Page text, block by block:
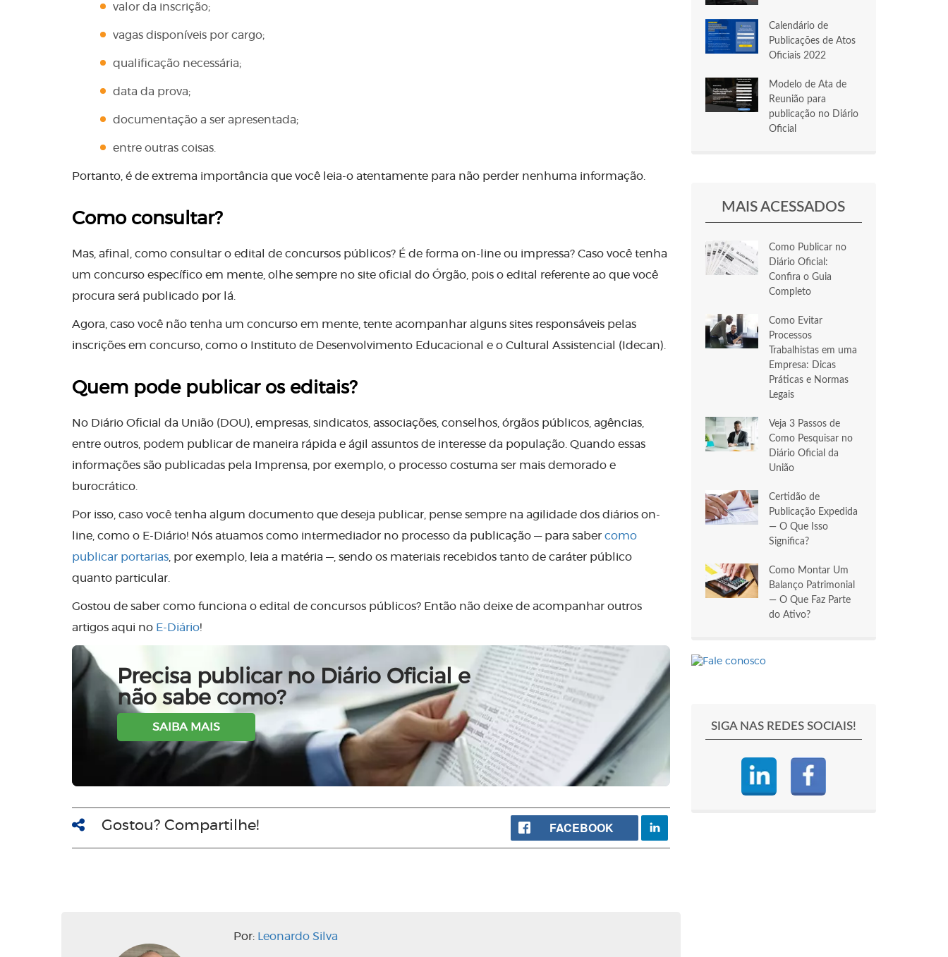
valor da inscrição;
vagas disponíveis por cargo;
qualificação necessária;
data da prova;
documentação a ser apresentada;
entre outras coisas.
Portanto, é de extrema importância que você leia-o atentamente para não perder nenhuma informação.
Como consultar?
Mas, afinal, como consultar o edital de concursos públicos? É de forma on-line ou impressa? Caso você tenha
um concurso específico em mente, olhe sempre no site oficial do Órgão, pois o edital referente ao que você
procura será publicado por lá.
Agora, caso você não tenha um concurso em mente, tente acompanhar alguns sites responsáveis pelas
inscrições em concurso, como o Instituto de Desenvolvimento Educacional e o Cultural Assistencial (Idecan).
Quem pode publicar os editais?
No Diário Oficial da União (DOU), empresas, sindicatos, associações, conselhos, órgãos públicos, agências,
entre outros, podem publicar de maneira rápida e ágil assuntos de interesse da população. Quando essas
informações são publicadas pela Imprensa, por exemplo, o processo costuma ser mais demorado e
burocrático.
Por isso, caso você tenha algum documento que deseja publicar, pense sempre na agilidade dos diários on-
line, como o E-Diário! Nós atuamos como intermediador no processo da publicação — para saber como
publicar portarias , por exemplo, leia a matéria —, sendo os materiais recebidos tanto de caráter público
quanto particular.
Gostou de saber como funciona o edital de concursos públicos? Então não deixe de acompanhar outros
artigos aqui no E-Diário!
Precisa publicar no Diário Oficial e
não sabe como?
SAIBA MAIS
Gostou? Compartilhe! FACEBOOK
Por: Leonardo Silva
Calendário de
Publicações de Atos
Oficiais 2022
Modelo de Ata de
Reunião para
publicação no Diário
Oficial
MAIS ACESSADOS
Como Publicar no
Diário Oficial:
Confira o Guia
Completo
Como Evitar
Processos
Trabalhistas em uma
Empresa: Dicas
Práticas e Normas
Legais
Veja 3 Passos de
Como Pesquisar no
Diário Oficial da
União
Certidão de
Publicação Expedida
— O Que Isso
Significa?
Como Montar Um
Balanço Patrimonial
— O Que Faz Parte
do Ativo?
SIGA NAS REDES SOCIAIS!